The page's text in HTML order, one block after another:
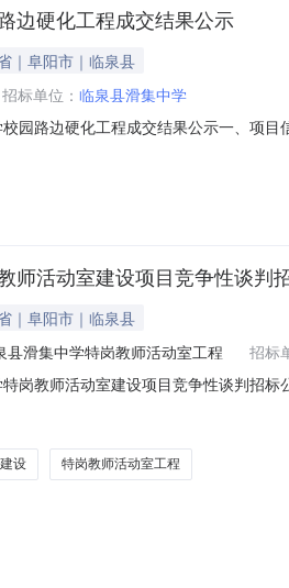
边硬化工程成交结果公示
｜阜阳市｜临泉县
招标单位： 临泉县滑集中学
园路边硬化工程成交结果公示一、项
四、建设单位：建设单位：临泉县滑
师活动室建设项目竞争性谈判
｜阜阳市｜临泉县
县滑集中学特岗教师活动室工程
招标
岗教师活动室建设项目竞争性谈判招
争性谈判项目简要说明：临泉县滑集
国注册的企业法人，具
设 特岗教师活动室工程